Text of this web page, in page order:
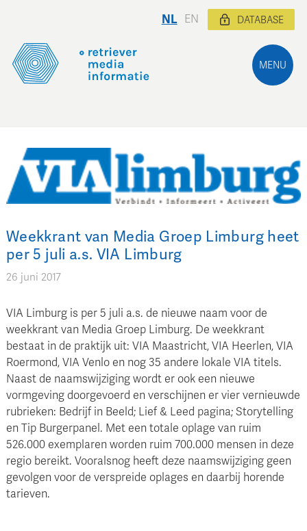
MENU
NL EN DATABASE
Weekkrant van Media Groep Limburg heet
per 5 juli a.s. VIA Limburg
26 juni 2017
VIA Limburg is per 5 juli a.s. de nieuwe naam voor de
weekkrant van Media Groep Limburg. De weekkrant
bestaat in de praktijk uit: VIA Maastricht, VIA Heerlen, VIA
Roermond, VIA Venlo en nog 35 andere lokale VIA titels.
Naast de naamswijziging wordt er ook een nieuwe
vormgeving doorgevoerd en verschijnen er vier vernieuwde
rubrieken: Bedrijf in Beeld; Lief & Leed pagina; Storytelling
en Tip Burgerpanel. Met een totale oplage van ruim
526.000 exemplaren worden ruim 700.000 mensen in deze
regio bereikt. Vooralsnog heeft deze naamswijziging geen
gevolgen voor de verspreide oplages en daarbij horende
tarieven.